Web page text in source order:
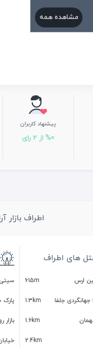
مشاهده همه
پیشنهاد کاربران
%0 از 2 رای
اطراف بازار
های اطراف
ارس 615m
جهانگردی جلفا 1.3km
1.6km
2.4km
پارک